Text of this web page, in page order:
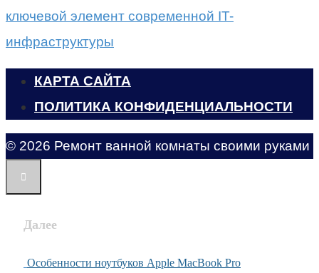
ключевой элемент современной IT-
инфраструктуры
КАРТА САЙТА
ПОЛИТИКА КОНФИДЕНЦИАЛЬНОСТИ
© 2026 Ремонт ванной комнаты своими руками
Далее
Особенности ноутбуков Apple MacBook Pro